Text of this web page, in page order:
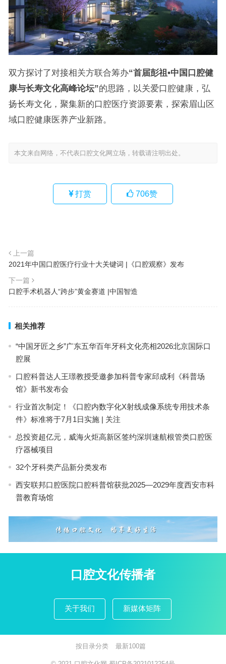
双方探讨了对接相关方联合筹办“首届彭祖•中国口腔健
康与长寿文化高峰论坛”的思路，以关爱口腔健康，弘
扬长寿文化，聚集新的口腔医疗资源要素，探索眉山区
域口腔健康医养产业新路。
本文来自网络，不代表口腔文化网立场，转载请注明出处。
打赏 706赞
上一篇
2021年中国口腔医疗行业十大关键词 |《口腔观察》发布
下一篇
口腔手术机器人“跨步”黄金赛道 |中国智造
相关推荐
“中国牙匠之乡”广东五华百年牙科文化亮相2026北京国际口
腔展
口腔科普达人王璟教授受邀参加科普专家邱成利《科普场
馆》新书发布会
行业首次制定！《口腔内数字化X射线成像系统专用技术条
件》标准将于7月1日实施 | 关注
总投资超亿元，威海火炬高新区签约深圳速航根管类口腔医
疗器械项目
32个牙科类产品新分类发布
西安联邦口腔医院口腔科普馆获批2025—2029年度西安市科
普教育场馆
口腔文化传播者
关于我们 新媒体矩阵
按目录分类 最新100篇